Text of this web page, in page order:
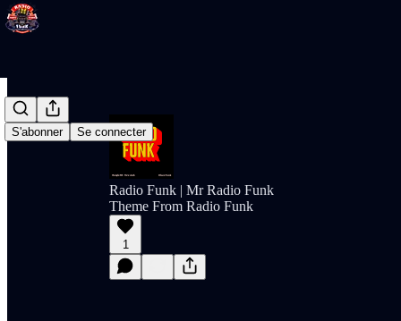
S'abonner Se connecter
Radio Funk | Mr Radio Funk
Theme From Radio Funk
1